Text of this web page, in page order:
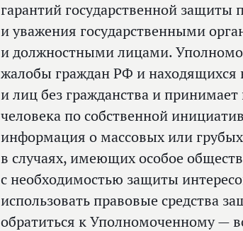
гарантий государственной защиты
и уважения государственными
и должностными лицами.
жалобы граждан РФ и находящихся
и лиц без гражданства и
человека по собственной
информация о массовых или
в случаях, имеющих особое
с необходимостью защиты
использовать правовые средства
обратиться к Уполномоченному —